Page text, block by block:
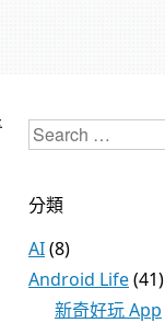
Search
分類
AI(8)
Android Life(41)
新奇好玩 App